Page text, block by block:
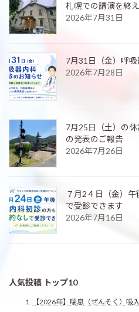
札幌での講演を終
2026年7月31日
7月31日（金）呼
2026年7月28日
7月25日（土）の
の発表のご報告
2026年7月26日
７月2４日（金）
で受診できます
2026年7月16日
人気投稿 トップ10
【2026年】喘息（ぜんそく）